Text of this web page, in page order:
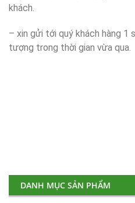
khách.
– xin gửi tới quý khách hàng 1
tượng trong thời gian vừa qua.
DANH MỤC SẢN PHẨM